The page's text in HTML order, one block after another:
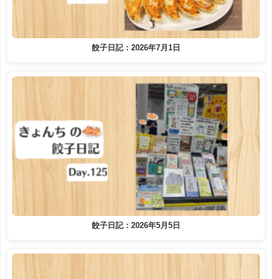
餃子日記：2026年7月1日
餃子日記：2026年5月5日